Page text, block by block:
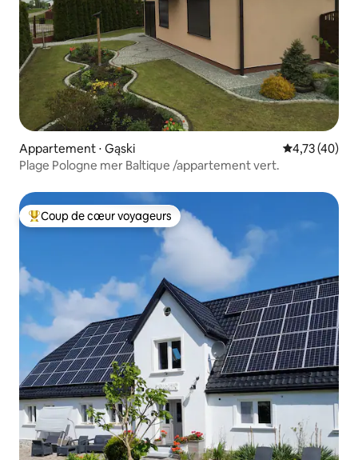
Appartement ⋅ Gąski Évaluation
4,73 (40)
Plage Pologne mer Baltique /appartement vert.
Coups de cœur voyageurs les plus appréciés
Coup de cœur voyageurs